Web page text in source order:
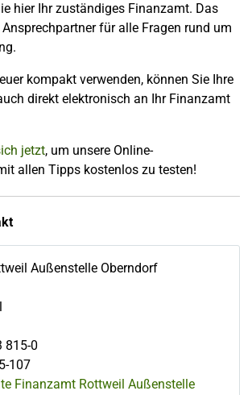
hier Ihr zuständiges Finanzamt. Das
für alle Fragen rund um
kompakt verwenden, können Sie Ihre
direkt elektronisch an Ihr Finanzamt
jetzt, um unsere Online-
allen Tipps kostenlos zu testen!
Außenstelle Oberndorf
815-0
107
Finanzamt Rottweil Außenstelle